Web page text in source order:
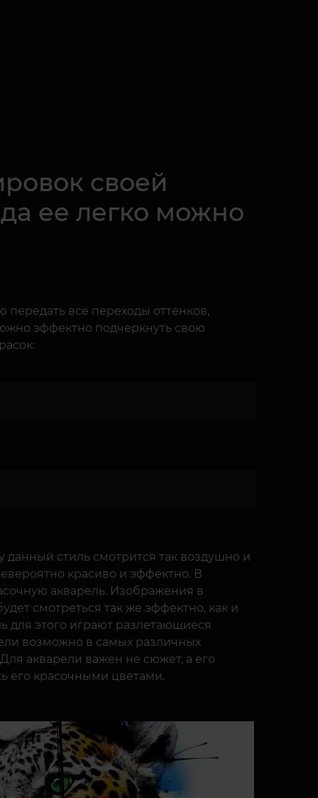
своей
ее легко можно
все переходы оттенков,
эффектно подчеркнуть свою
данный стиль смотрится так воздушно и
красиво и эффектно. В
акварель. Изображения в
смотреться так же эффектно, как и
для этого играют разлетающиеся
возможно в самых различных
акварели важен не сюжет, а его
его красочными цветами.